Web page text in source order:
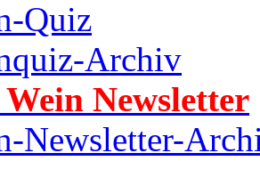
Quiz
Archiv
Newsletter
Newsletter-